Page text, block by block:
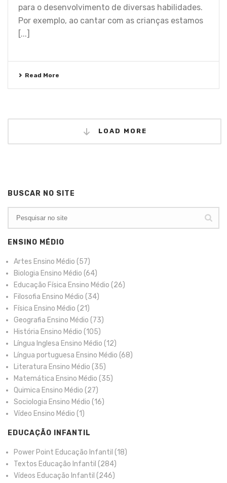
para o desenvolvimento de diversas habilidades.
Por exemplo, ao cantar com as crianças estamos
[...]
Read More
LOAD MORE
BUSCAR NO SITE
ENSINO MÉDIO
Artes Ensino Médio (57)
Biologia Ensino Médio (64)
Educação Física Ensino Médio (26)
Filosofia Ensino Médio (34)
Física Ensino Médio (21)
Geografia Ensino Médio (73)
História Ensino Médio (105)
Língua Inglesa Ensino Médio (12)
Língua portuguesa Ensino Médio (68)
Literatura Ensino Médio (35)
Matemática Ensino Médio (35)
Quimica Ensino Médio (27)
Sociologia Ensino Médio (16)
Vídeo Ensino Médio (1)
EDUCAÇÃO INFANTIL
Power Point Educação Infantil (18)
Textos Educação Infantil (284)
Vídeos Educação Infantil (246)